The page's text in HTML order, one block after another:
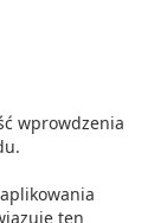
wprowdzenia
ten